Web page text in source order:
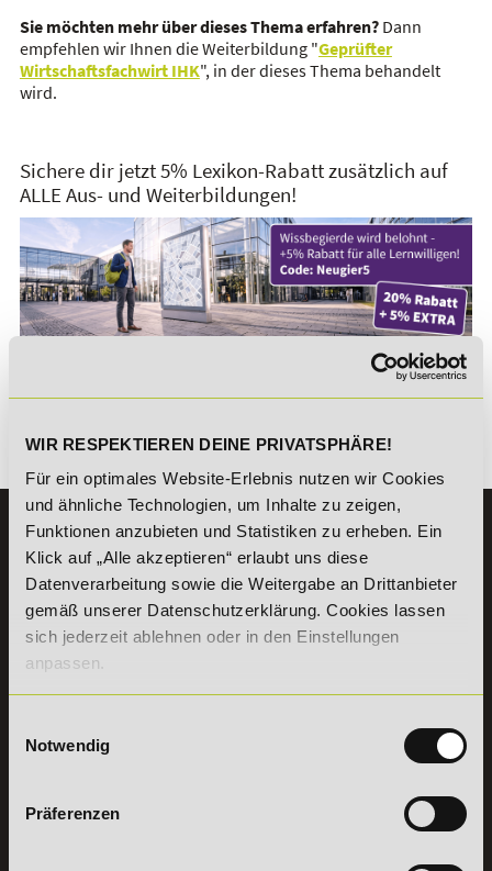
WIR RESPEKTIEREN DEINE PRIVATSPHÄRE!
Für ein optimales Website-Erlebnis nutzen wir Cookies
und ähnliche Technologien, um Inhalte zu zeigen,
Funktionen anzubieten und Statistiken zu erheben. Ein
Klick auf „Alle akzeptieren“ erlaubt uns diese
Datenverarbeitung sowie die Weitergabe an Drittanbieter
gemäß unserer Datenschutzerklärung. Cookies lassen
sich jederzeit ablehnen oder in den Einstellungen
anpassen.
Notwendig
Präferenzen
Sie möchten mehr über dieses Thema erfahren?Dann
empfehlen wir Ihnen die Weiterbildung "Geprüfter
Wirtschaftsfachwirt IHK", in der dieses Thema behandelt
wird.
Sichere dir jetzt 5% Lexikon-Rabatt zusätzlich auf
ALLE Aus- und Weiterbildungen!
*Der Rabattcode "NEUGIER5" ist mit weiteren Rabatten
Es gibt keine Einträge mit diesem Anfangsbuchstaben.
KONTAKT
07191 - 22986 - 0
+49 (0) 7191 9513203
DeLSt GmbH - Deutsches eLearning Studieninstitut
71522Backnang
Fax:+49 (0) 7191 - 22 986 - 99
Freitag: 8:00 - 17:00 Uhr